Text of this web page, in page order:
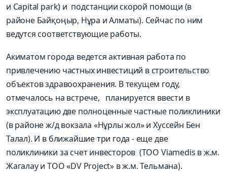
и Capital park) и подстанции скорой помощи (в
районе Байқоңыр, Нұра и Алматы). Сейчас по ним
ведутся соответствующие работы.
Акиматом города ведется активная работа по
привлечению частных инвестиций в строительство
объектов здравоохранения. В текущем году,
отмечалось на встрече, планируется ввести в
эксплуатацию две полноценные частные поликлиники
(в районе ж/д вокзала «Нұрлы жол» и Хуссейн Бен
Талал). И в ближайшие три года - еще две
поликлиники за счет инвесторов (ТОО Viamedis в ж.м.
Жагалау и ТОО «DV Project» в ж.м. Тельмана).